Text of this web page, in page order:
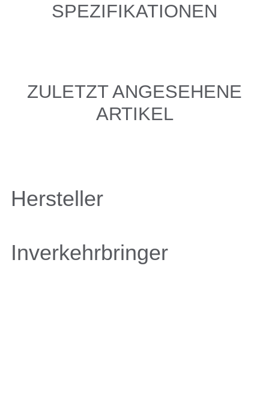
SPEZIFIKATIONEN
ZULETZT ANGESEHENE
ARTIKEL
Hersteller
Inverkehrbringer